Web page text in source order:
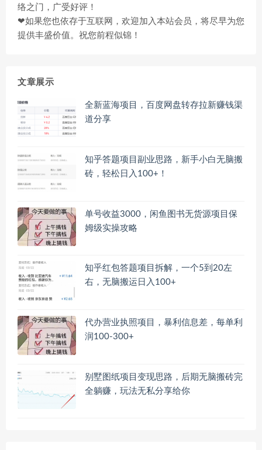
络之门，广受好评！
❤如果您也依存于互联网，欢迎加入本站会员，将尽早为您
提供丰盛价值。祝您前程似锦！
文章展示
全新蓝海项目，百度网盘转存拉新赚钱渠
道分享
知乎答题项目副业思路，新手小白无脑搬
砖，轻松日入100+！
单号收益3000，闲鱼图书无货源项目保
姆级实操攻略
知乎红包答题项目拆解，一个5到20左
右，无脑搬运日入100+
代办营业执照项目，暴利信息差，每单利
润100-300+
别墅图纸项目变现思路，后期无脑搬砖完
全躺赚，玩法无私分享给你